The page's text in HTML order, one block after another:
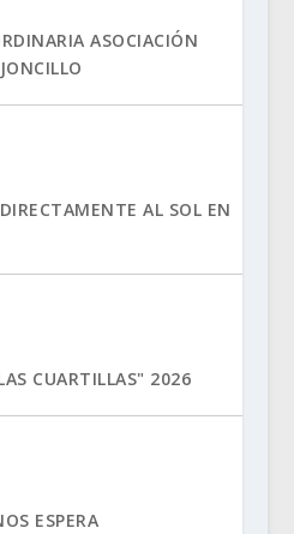
ASOCIACIÓN
AL SOL EN
CUARTILLAS" 2026
ESPERA